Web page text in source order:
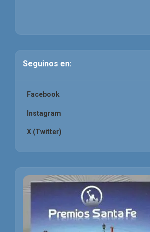
Seguinos en:
Facebook
Instagram
X (Twitter)